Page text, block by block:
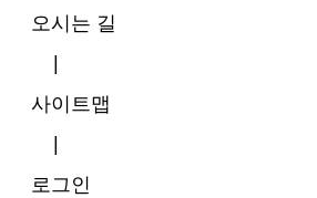
오시는 길
사이트맵
로그인